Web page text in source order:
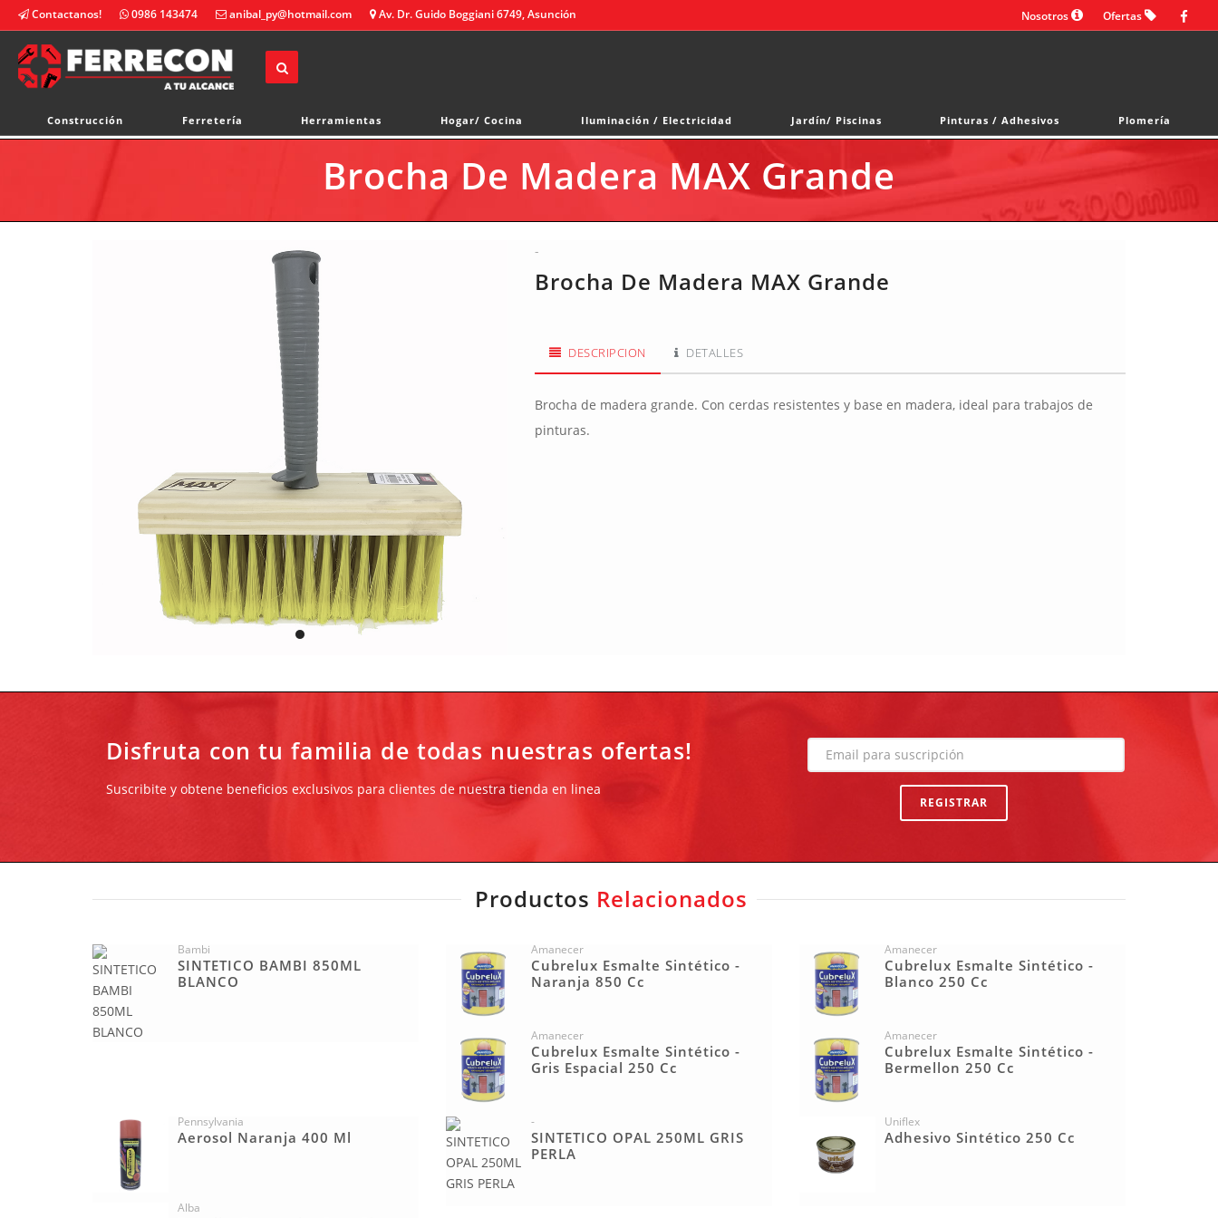
Contactanos! 0986 143474 anibal_py@hotmail.com Av. Dr. Guido Boggiani 6749, Asunción Nosotros Ofertas
Construcción Ferretería Herramientas Hogar/ Cocina Iluminación / Electricidad Jardín/ Piscinas Pinturas / Adhesivos Plomería
Brocha De Madera MAX Grande
-
Brocha De Madera MAX Grande
DESCRIPCION DETALLES
Brocha de madera grande. Con cerdas resistentes y base en madera, ideal para trabajos de
pinturas.
Disfruta con tu familia de todas nuestras ofertas!
Suscribite y obtene beneficios exclusivos para clientes de nuestra tienda en linea
REGISTRAR
Productos Relacionados
Bambi
SINTETICO BAMBI 850ML
BLANCO
Amanecer
Cubrelux Esmalte Sintético -
Naranja 850 Cc
Amanecer
Cubrelux Esmalte Sintético -
Blanco 250 Cc
Amanecer
Cubrelux Esmalte Sintético -
Gris Espacial 250 Cc
Amanecer
Cubrelux Esmalte Sintético -
Bermellon 250 Cc
Pennsylvania
Aerosol Naranja 400 Ml
-
SINTETICO OPAL 250ML GRIS
PERLA
Uniflex
Adhesivo Sintético 250 Cc
Alba